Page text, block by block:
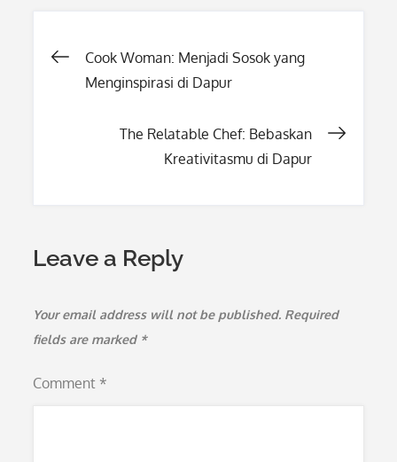
Post
Cook Woman: Menjadi Sosok yang
Menginspirasi di Dapur
The Relatable Chef: Bebaskan
Kreativitasmu di Dapur
Leave a Reply
Your email address will not be published. Required
fields are marked *
Comment *